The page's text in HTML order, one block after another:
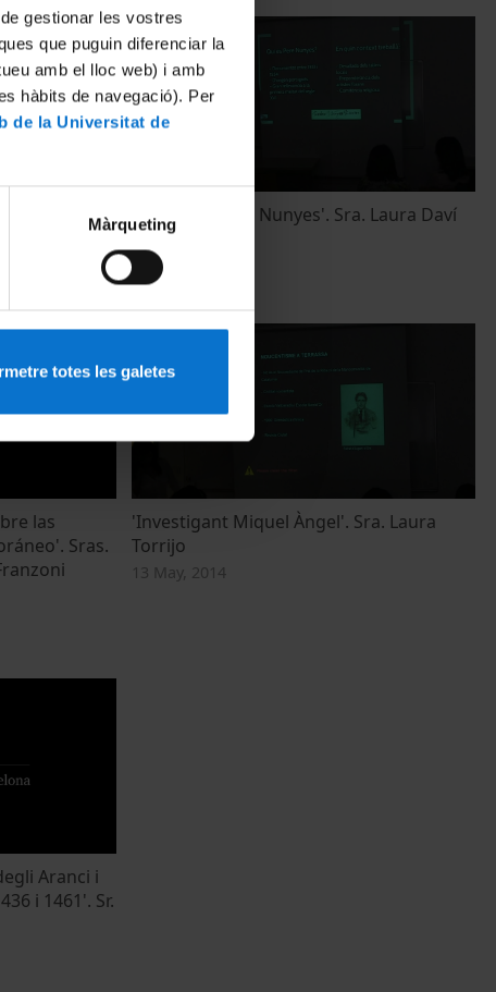
gestionar les vostres
que puguin diferenciar la
amb el lloc web) i amb
hàbits de navegació). Per
de la Universitat de
Màrqueting
totes les galetes
siglo XVI:
Colombo
'Exposant Pere Nunyes'. Sra. Laura Daví
las
Sras.
'Investigant Miquel Àngel'. Sra. Laura
Torrijo
13 May, 2014
Aranci i
i 1461'. Sr.